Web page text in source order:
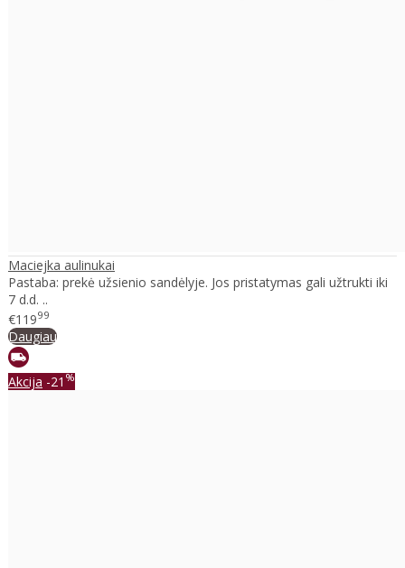
Maciejka aulinukai
Pastaba: prekė užsienio sandėlyje. Jos pristatymas gali užtrukti iki
7 d.d. ..
€11999
Daugiau
Akcija -21 %